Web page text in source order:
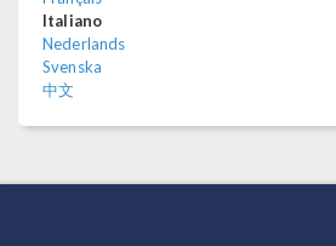
Italiano
Nederlands
Svenska
中文